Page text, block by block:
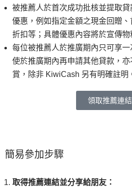
被推薦人於首次成功批核並提取
優惠，例如指定金額之現金回贈
折扣等；具體優惠內容將於宣傳物
每位被推薦人於推廣期內只可享
使於推廣期內再申請其他貸款，
賞，除非 KiwiCash 另有明確註明
領取推薦連結
簡易參加步驟
取得推薦連結並分享給朋友：